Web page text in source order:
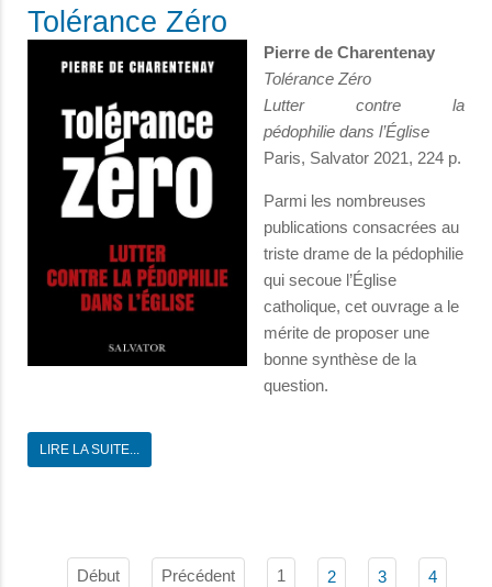
Tolérance Zéro
Pierre de Charentenay
Tolérance Zéro
Lutter contre la
pédophilie dans l’Église
Paris, Salvator 2021, 224 p.
Parmi les nombreuses
publications consacrées au
triste drame de la pédophilie
qui secoue l’Église
catholique, cet ouvrage a le
mérite de proposer une
bonne synthèse de la
question.
LIRE LA SUITE...
Début Précédent 1 2 3 4